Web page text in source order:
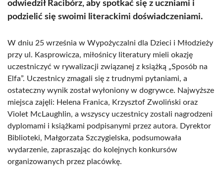
odwiedził Racibórz, aby spotkać się z uczniami i
podzielić się swoimi literackimi doświadczeniami.
W dniu 25 września w Wypożyczalni dla Dzieci i Młodzieży
przy ul. Kasprowicza, miłośnicy literatury mieli okazję
uczestniczyć w rywalizacji związanej z książką „Sposób na
Elfa”. Uczestnicy zmagali się z trudnymi pytaniami, a
ostateczny wynik został wyłoniony w dogrywce. Najwyższe
miejsca zajęli: Helena Franica, Krzysztof Zwoliński oraz
Violet McLaughlin, a wszyscy uczestnicy zostali nagrodzeni
dyplomami i książkami podpisanymi przez autora. Dyrektor
Biblioteki, Małgorzata Szczygielska, podsumowała
wydarzenie, zapraszając do kolejnych konkursów
organizowanych przez placówkę.